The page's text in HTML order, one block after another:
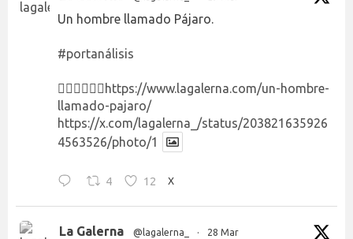
Un hombre llamado Pájaro.
#portanálisis
👉🏻👉🏻👉🏻 https://www.lagalerna.com/un-hombre-
llamado-pajaro/
https://x.com/lagalerna_/status/203821635926
4563526/photo/1
4 12 X
La Galerna @lagalerna_ · 28 Mar